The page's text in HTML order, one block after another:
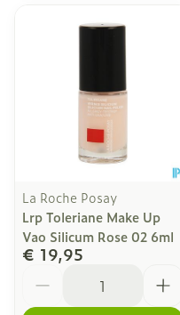
La Roche Posay
Lrp Toleriane Make Up
Vao Silicum Rose 02 6ml
€ 19,95